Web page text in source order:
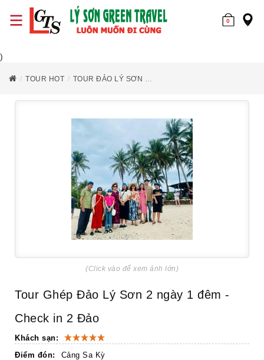
0
)
TOUR HOT TOUR ĐẢO LÝ SƠN TOUR GHÉP ĐẢO LÝ SƠN 2
(Click vào để xem ảnh lớn)
Tour Ghép Đảo Lý Sơn 2 ngày 1 đêm -
Check in 2 Đảo
Khách sạn:
Điểm đón:
Cảng Sa Kỳ